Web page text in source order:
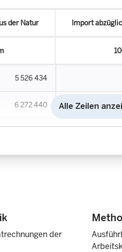
der Natur Import
5 526 434
6 272 440 Alle Zeilen
der